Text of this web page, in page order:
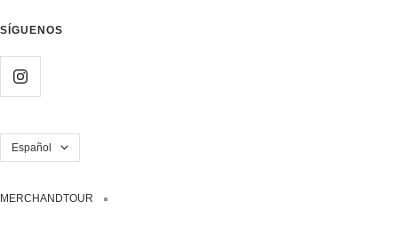
SÍGUENOS
Idioma
Español
MERCHANDTOUR